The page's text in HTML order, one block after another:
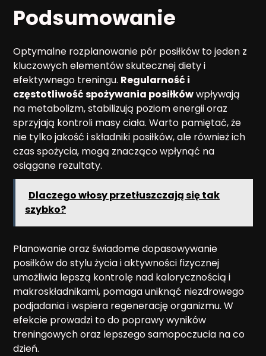
Podsumowanie
Optymalne rozplanowanie pór posiłków to jeden z
kluczowych elementów skutecznej diety i
efektywnego treningu. Regularność i
częstotliwość spożywania posiłkówwpływają
na metabolizm, stabilizują poziom energii oraz
sprzyjają kontroli masy ciała. Warto pamiętać, że
nie tylko jakość i składniki posiłków, ale również ich
czas spożycia, mogą znacząco wpłynąć na
osiągane rezultaty.
Dlaczego włosy przetłuszczają się tak
szybko?
Planowanie oraz świadome dopasowywanie
posiłków do stylu życia i aktywności fizycznej
umożliwia lepszą kontrolę nad kalorycznością i
makroskładnikami, pomaga uniknąć niezdrowego
podjadania i wspiera regenerację organizmu. W
efekcie prowadzi to do poprawy wyników
treningowych oraz lepszego samopoczucia na co
dzień.